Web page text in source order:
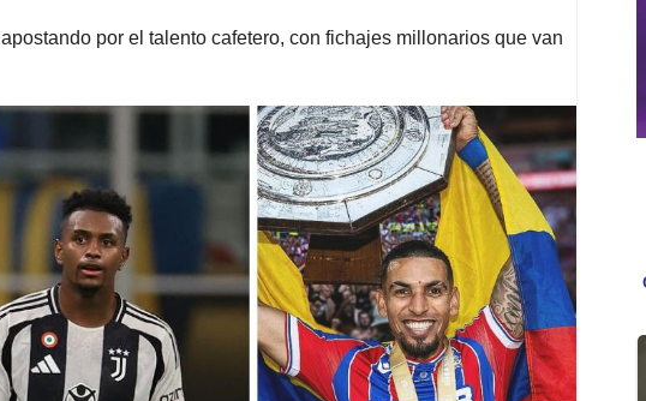
por el talento cafetero, con fichajes millonarios que van